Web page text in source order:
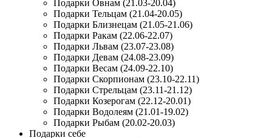
Подарки Овнам (21.03-20.04)
Подарки Тельцам (21.04-20.05)
Подарки Близнецам (21.05-21.06)
Подарки Ракам (22.06-22.07)
Подарки Львам (23.07-23.08)
Подарки Девам (24.08-23.09)
Подарки Весам (24.09-22.10)
Подарки Скорпионам (23.10-22.11)
Подарки Стрельцам (23.11-21.12)
Подарки Козерогам (22.12-20.01)
Подарки Водолеям (21.01-19.02)
Подарки Рыбам (20.02-20.03)
Подарки себе